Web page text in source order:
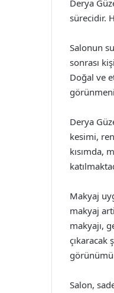
Derya
sürecidir.
Salonun
sonrası
Doğal ve
Derya
kesimi,
kısımda,
Makyaj
makyaj
makyajı,
çıkaracak
Salon,